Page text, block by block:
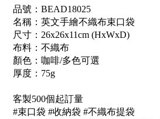
品號：BEAD18025
名稱：英文手繪不織布束口袋
尺寸：26x26x11cm (HxWxD)
布料：不織布
顏色：咖啡/多色可選
厚度：75g
客製500個起訂量
#束口袋 #收納袋 #不織布提袋